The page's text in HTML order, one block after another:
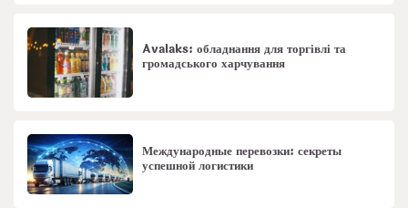
Avalaks: обладнання для торгівлі та
громадського харчування
Международные перевозки: секреты
успешной логистики